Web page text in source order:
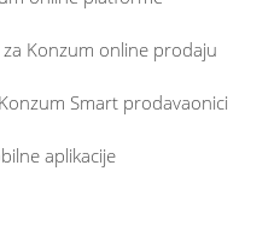
Konzum online prodaju
Smart prodavaonici
aplikacije